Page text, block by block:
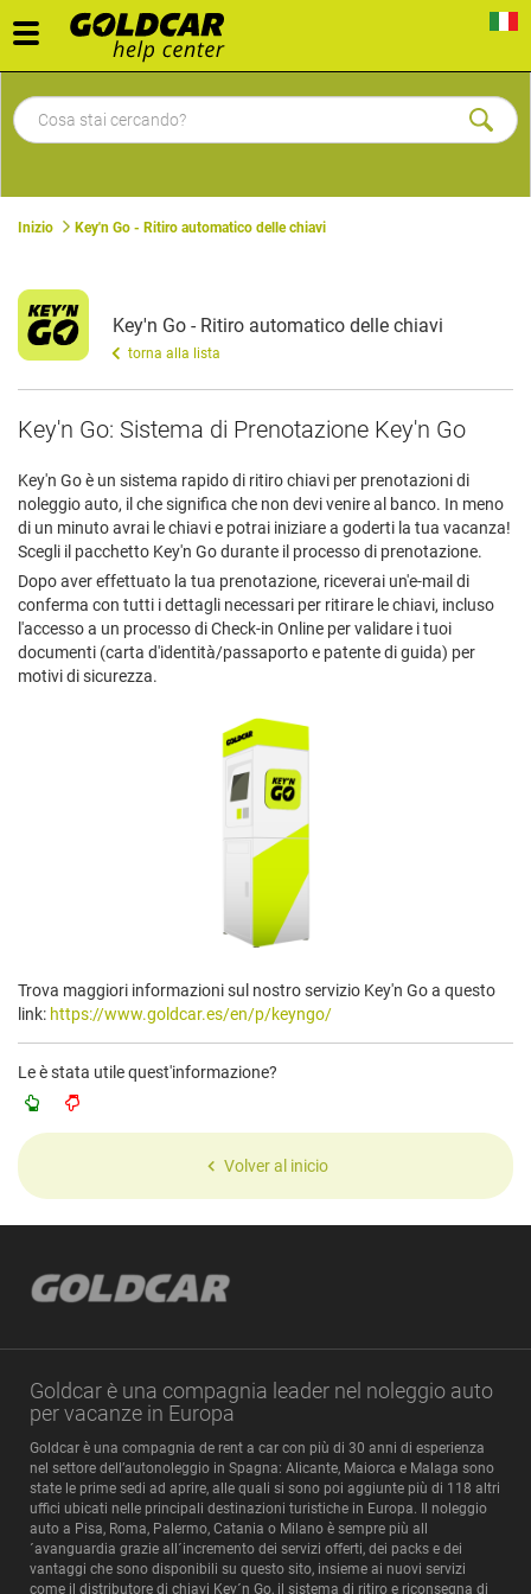
Toggle
navigation
Inizio Key'n Go - Ritiro automatico delle chiavi
Key'n Go - Ritiro automatico delle chiavi
torna alla lista
Key'n Go: Sistema di Prenotazione Key'n Go
Key'n Go è un sistema rapido di ritiro chiavi per prenotazioni di
noleggio auto, il che significa che non devi venire al banco. In meno
di un minuto avrai le chiavi e potrai iniziare a goderti la tua vacanza!
Scegli il pacchetto Key'n Go durante il processo di prenotazione.
Dopo aver effettuato la tua prenotazione, riceverai un'e-mail di
conferma con tutti i dettagli necessari per ritirare le chiavi, incluso
l'accesso a un processo di Check-in Online per validare i tuoi
documenti (carta d'identità/passaporto e patente di guida) per
motivi di sicurezza.
Trova maggiori informazioni sul nostro servizio Key'n Go a questo
link: https://www.goldcar.es/en/p/keyngo/
Le è stata utile quest'informazione?
Volver al inicio
Goldcar è una compagnia leader nel noleggio auto
per vacanze in Europa
Goldcar è una compagnia de rent a car con più di 30 anni di esperienza
nel settore dell’autonoleggio in Spagna: Alicante, Maiorca e Malaga sono
state le prime sedi ad aprire, alle quali si sono poi aggiunte più di 118 altri
uffici ubicati nelle principali destinazioni turistiche in Europa. Il noleggio
auto a Pisa, Roma, Palermo, Catania o Milano è sempre più all
´avanguardia grazie all´incremento dei servizi offerti, dei packs e dei
vantaggi che sono disponibili su questo sito, insieme ai nuovi servizi
come il distributore di chiavi Key´n Go, il sistema di ritiro e riconsegna di